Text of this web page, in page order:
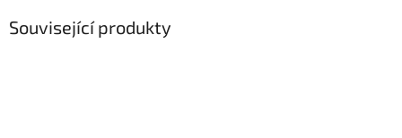
Související produkty